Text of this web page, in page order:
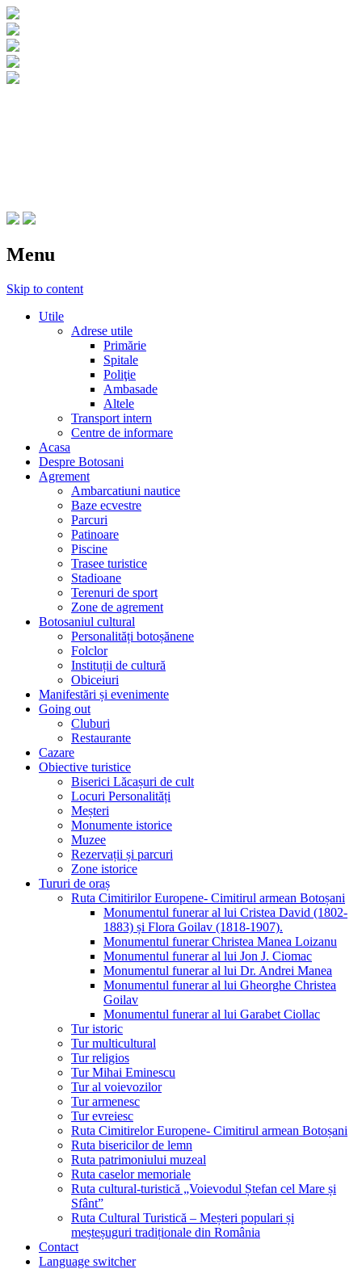
Menu
Skip to content
Utile
Adrese utile
Primărie
Spitale
Poliţie
Ambasade
Altele
Transport intern
Centre de informare
Acasa
Despre Botosani
Agrement
Ambarcatiuni nautice
Baze ecvestre
Parcuri
Patinoare
Piscine
Trasee turistice
Stadioane
Terenuri de sport
Zone de agrement
Botosaniul cultural
Personalități botoșănene
Folclor
Instituții de cultură
Obiceiuri
Manifestări și evenimente
Going out
Cluburi
Restaurante
Cazare
Obiective turistice
Biserici Lăcașuri de cult
Locuri Personalități
Meșteri
Monumente istorice
Muzee
Rezervații și parcuri
Zone istorice
Tururi de oraș
Ruta Cimitirilor Europene- Cimitirul armean Botoșani
Monumentul funerar al lui Cristea David (1802-
1883) și Flora Goilav (1818-1907).
Monumentul funerar Christea Manea Loizanu
Monumentul funerar al lui Jon J. Ciomac
Monumentul funerar al lui Dr. Andrei Manea
Monumentul funerar al lui Gheorghe Christea
Goilav
Monumentul funerar al lui Garabet Ciollac
Tur istoric
Tur multicultural
Tur religios
Tur Mihai Eminescu
Tur al voievozilor
Tur armenesc
Tur evreiesc
Ruta Cimitirelor Europene- Cimitirul armean Botoșani
Ruta bisericilor de lemn
Ruta patrimoniului muzeal
Ruta caselor memoriale
Ruta cultural-turistică „Voievodul Ștefan cel Mare și
Sfânt”
Ruta Cultural Turistică – Meșteri populari și
meșteșuguri tradiționale din România
Contact
Language switcher